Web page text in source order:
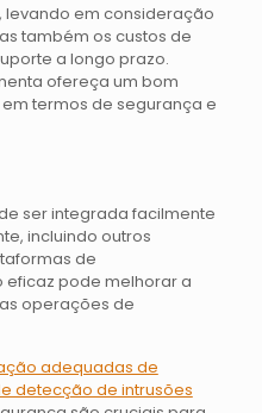
levando em consideração
também os custos de
a longo prazo.
ofereça um bom
termos de segurança e
ser integrada facilmente
incluindo outros
de
pode melhorar a
operações de
adequadas de
detecção de intrusões